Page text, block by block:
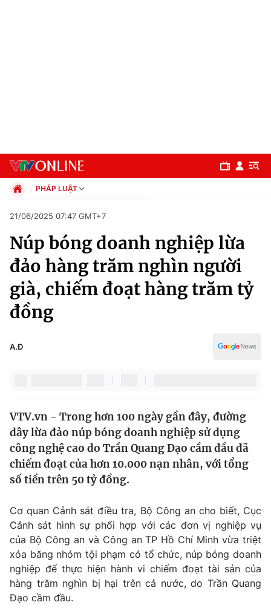
Chuyên mục
Chính trị
Xã hội
Pháp luật
Thế giới
Tin tức
Thế giới đó đây
Câu chuyện quốc tế
Kinh tế
Tài chính
Góc doanh nghiệp
Dữ liệu và đời sống
Truyền hình
Phim VTV
Hậu trường
Nhân vật
Giải trí
Điện ảnh
Âm nhạc
Đời sống
PHÁP LUẬT
Xã hội
Pháp luật
Thể thao
Truyền hình
Y tế
21/06/2025 07:47 GMT+7
Núp bóng doanh nghiệp lừa
đảo hàng trăm nghìn người
già, chiếm đoạt hàng trăm tỷ
đồng
A.Đ
VTV.vn - Trong hơn 100 ngày gần đây, đường
dây lừa đảo núp bóng doanh nghiệp sử dụng
công nghệ cao do Trần Quang Đạo cầm đầu đã
chiếm đoạt của hơn 10.000 nạn nhân, với tổng
số tiền trên 50 tỷ đồng.
Cơ quan Cảnh sát điều tra, Bộ Công an cho biết, Cục
Cảnh sát hình sự phối hợp với các đơn vị nghiệp vụ
của Bộ Công an và Công an TP Hồ Chí Minh vừa triệt
xóa băng nhóm tội phạm có tổ chức, núp bóng doanh
nghiệp để thực hiện hành vi chiếm đoạt tài sản của
hàng trăm nghìn bị hại trên cả nước, do Trần Quang
Đạo cầm đầu.